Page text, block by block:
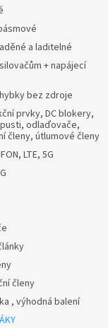
a laditelné
+ napájecí
bez zdroje
prvky, DC blokery,
odlaďovače,
členy, útlumové členy
LTE, 5G
členy
, výhodná balení